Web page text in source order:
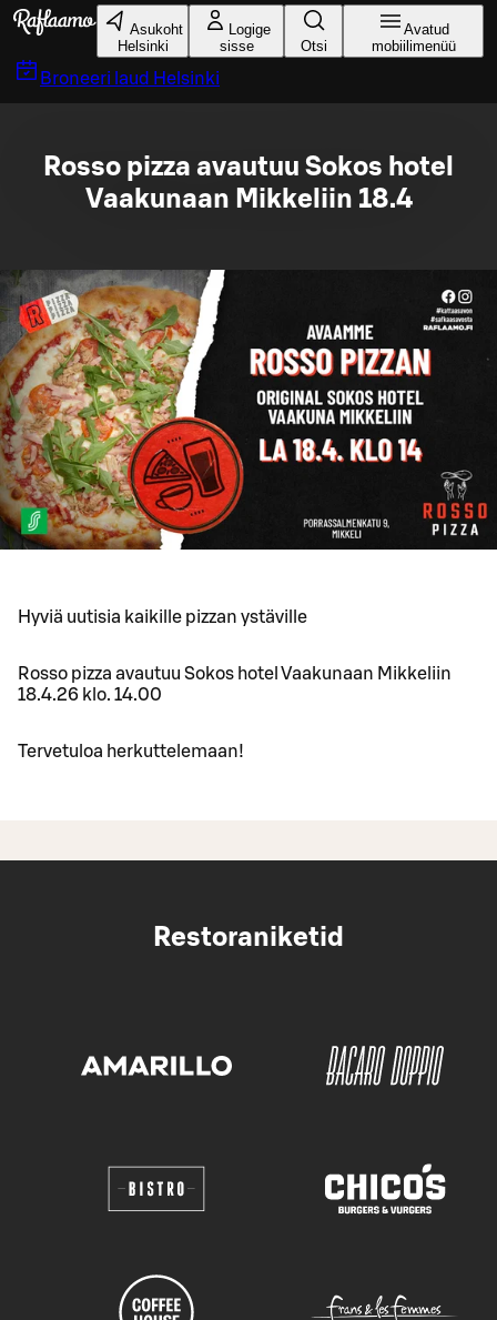
Liigu peamise sisu juurde
Asukoht
Helsinki
Logige
sisse
Otsi
Avatud
mobiilimenüü
Broneeri laud Helsinki
Rosso pizza avautuu Sokos hotel
Vaakunaan Mikkeliin 18.4
Hyviä uutisia kaikille pizzan ystäville
Rosso pizza avautuu Sokos hotel Vaakunaan Mikkeliin
18.4.26 klo. 14.00
Tervetuloa herkuttelemaan!
Restoraniketid